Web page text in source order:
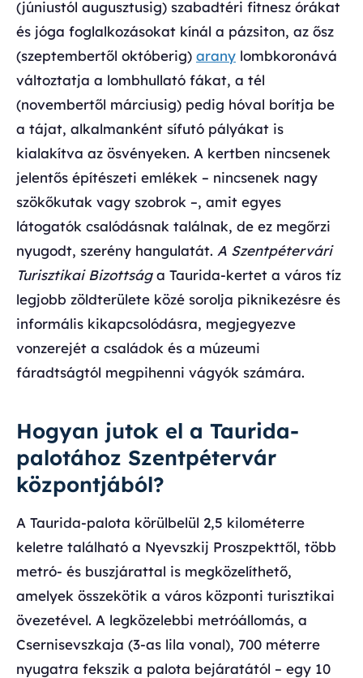
(júniustól augusztusig) szabadtéri fitnesz órákat
és jóga foglalkozásokat kínál a pázsiton, az ősz
(szeptembertől októberig) arany lombkoronává
változtatja a lombhullató fákat, a tél
(novembertől márciusig) pedig hóval borítja be
a tájat, alkalmanként sífutó pályákat is
kialakítva az ösvényeken. A kertben nincsenek
jelentős építészeti emlékek – nincsenek nagy
szökőkutak vagy szobrok –, amit egyes
látogatók csalódásnak találnak, de ez megőrzi
nyugodt, szerény hangulatát. A Szentpétervári
Turisztikai Bizottsága Taurida-kertet a város tíz
legjobb zöldterülete közé sorolja piknikezésre és
informális kikapcsolódásra, megjegyezve
vonzerejét a családok és a múzeumi
fáradtságtól megpihenni vágyók számára.
Hogyan jutok el a Taurida-
palotához Szentpétervár
központjából?
A Taurida-palota körülbelül 2,5 kilométerre
keletre található a Nyevszkij Proszpekttől, több
metró- és buszjárattal is megközelíthető,
amelyek összekötik a város központi turisztikai
övezetével. A legközelebbi metróállomás, a
Csernisevszkaja (3-as lila vonal), 700 méterre
nyugatra fekszik a palota bejáratától – egy 10